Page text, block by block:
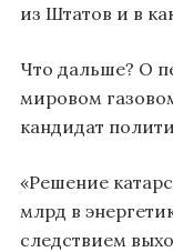
из Штатов и в
Что дальше? О
мировом
кандидат
«Решение
млрд в
следствием